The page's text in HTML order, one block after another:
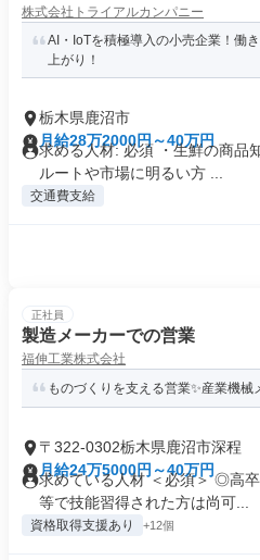
株式会社トライアルカンパニー
AI・IoTを積極導入の小売企業！働
上がり！
栃木県鹿沼市
月給28万2000円～40万円
求める人材: 必須 ・生鮮の商品
ルートや市場に明るい方 ...
交通費支給
正社員
製造メーカーでの営業
福伸工業株式会社
ものづくりを支える営業✨産業機械
〒322-0302栃木県鹿沼市深程
月給24万5000円～40万円
求めている人材 ＜必須＞ ◎高
等で技能習得された方は尚可...
資格取得支援あり +12個